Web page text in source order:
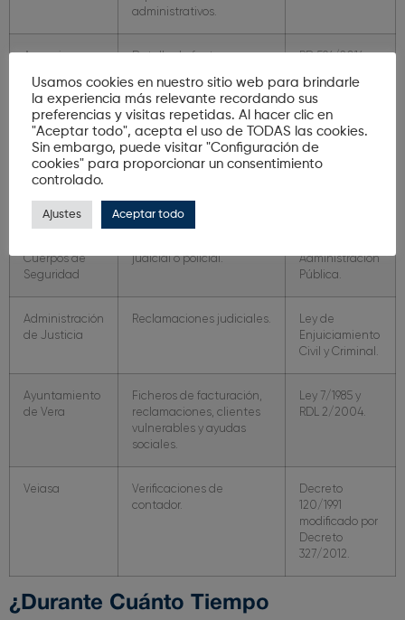
administrativos.
Agencia
(AEAT)
Detalle de facturas
RD 596/2016 y
HFP/417/2017.
Agencia
Tributaria
(AEAT)
Modelo 347 (operaciones
superiores a 3.005,06€).
Obligación
AEAT –
Operaciones
Autoridad
Cuerpos de
Seguridad
judicial o policial.
Administración
Pública.
Administración
de Justicia
Reclamaciones judiciales.
Ley de
Enjuiciamiento
Civil y Criminal.
Ayuntamiento
de Vera
Ficheros de facturación,
reclamaciones, clientes
vulnerables y ayudas
sociales.
Ley 7/1985 y
RDL 2/2004.
Veiasa
Verificaciones de
contador.
Decreto
120/1991
modificado por
Decreto
327/2012.
¿Durante Cuánto Tiempo
Usamos cookies en nuestro sitio web para brindarle
la experiencia más relevante recordando sus
preferencias y visitas repetidas. Al hacer clic en
"Aceptar todo", acepta el uso de TODAS las cookies.
Sin embargo, puede visitar "Configuración de
cookies" para proporcionar un consentimiento
controlado.
Ajustes Aceptar todo